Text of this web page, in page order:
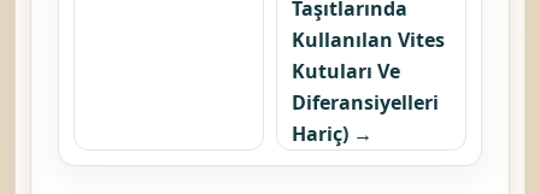
Taşıtlarında
Kullanılan Vites
Kutuları Ve
Diferansiyelleri
Hariç) →